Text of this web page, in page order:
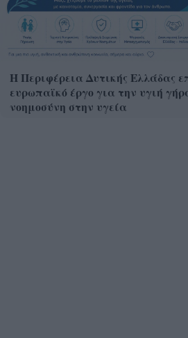
Η Περιφέρεια Δυτικής Ελλάδας
ευρωπαϊκό έργο για την υγιή
νοημοσύνη στην υγεία